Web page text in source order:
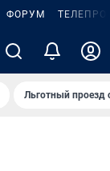
ФОРУМ
Льготный проезд